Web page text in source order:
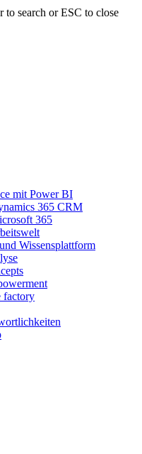
to search or ESC to close
mit Power BI
365 CRM
365
Wissensplattform
factory